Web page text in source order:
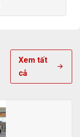
Xem tất
cả